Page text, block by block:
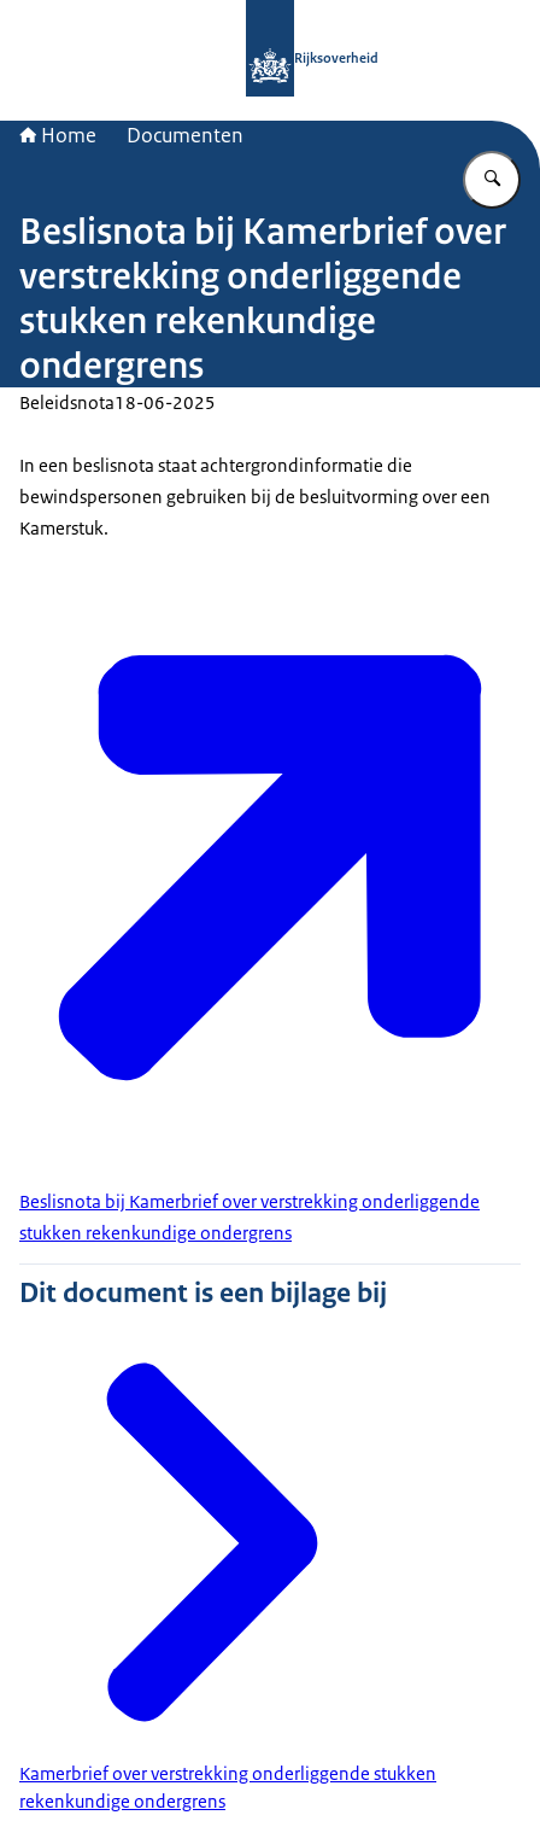
Rijksoverheid
Home Documenten
Beslisnota bij Kamerbrief over
verstrekking onderliggende
stukken rekenkundige
ondergrens
Beleidsnota18-06-2025
In een beslisnota staat achtergrondinformatie die
bewindspersonen gebruiken bij de besluitvorming over een
Kamerstuk.
Beslisnota bij Kamerbrief over verstrekking onderliggende
stukken rekenkundige ondergrens
Dit document is een bijlage bij
Kamerbrief over verstrekking onderliggende stukken
rekenkundige ondergrens